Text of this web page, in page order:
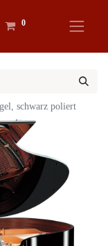
0
schwarz poliert